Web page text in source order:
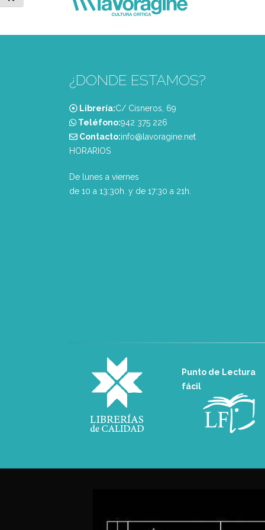
¿DONDE ESTAMOS?
Librería:C/ Cisneros, 69
Teléfono:‭942 375 226‬
Contacto:info@lavoragine.net
HORARIOS
De lunes a viernes
de 10 a 13:30h. y de 17:30 a 21h.
Punto de Lectura
fácil